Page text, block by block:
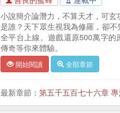
小說簡介論潛力，不算天才，可
是誰？天下眾生視我為修羅，
全平台上線。遊戲還原500萬字
傳奇等你來體驗。
開始閱讀 全部章節
最新章節： 第五千五百七十六章